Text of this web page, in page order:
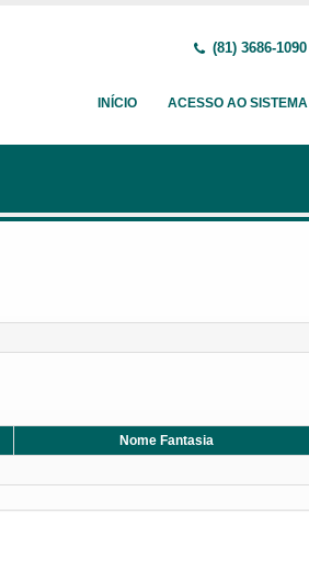
(81) 3686-1090
INÍCIO ACESSO AO SISTEMA
Nome Fantasia